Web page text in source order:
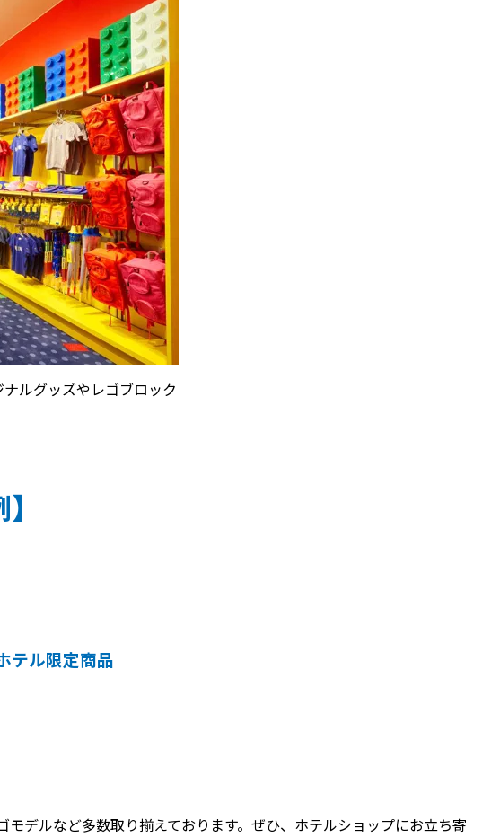
ルグッズやレゴブロック
テル限定商品
モデルなど多数取り揃えております。ぜひ、ホテルショップにお立ち寄